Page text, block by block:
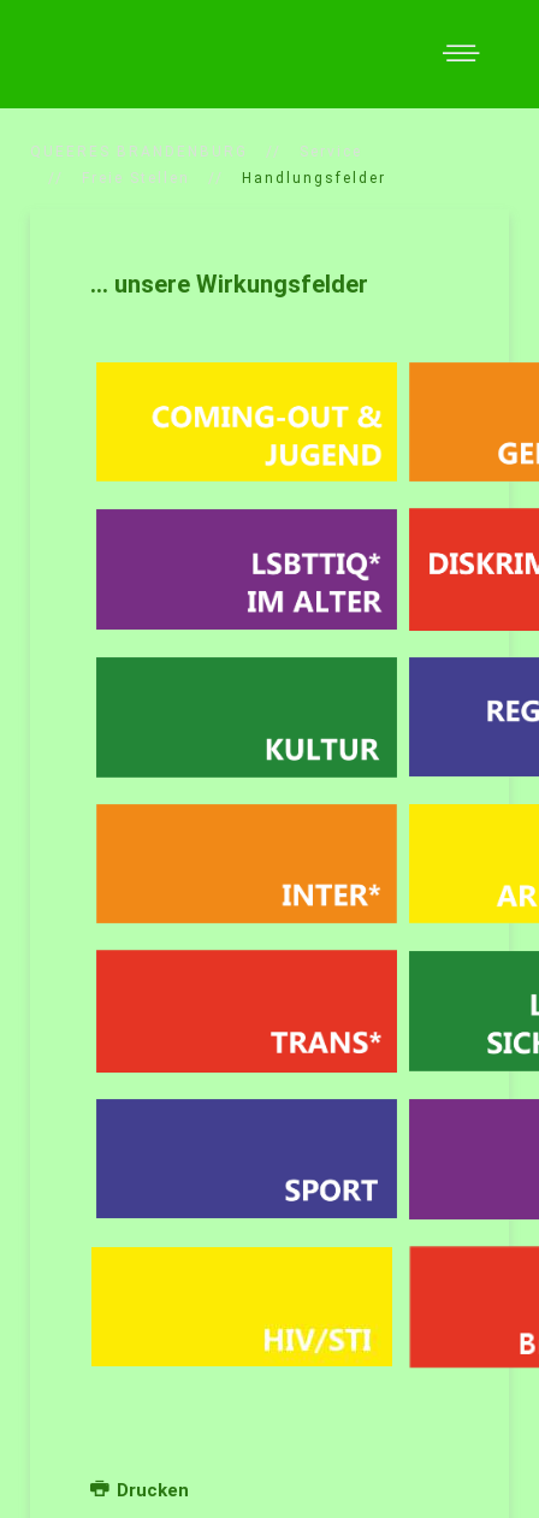
QUEERES BRANDENBURG
Service
Freie Stellen
Handlungsfelder
... unsere Wirkungsfelder
Drucken